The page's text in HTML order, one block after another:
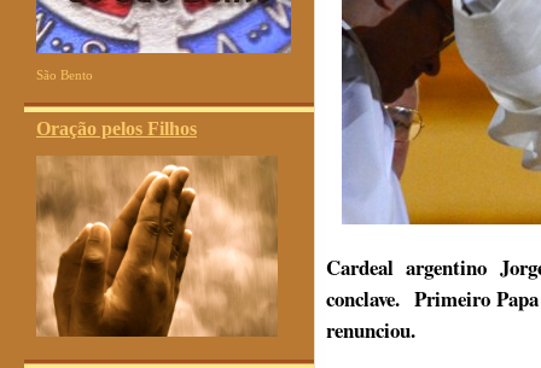
São Bento
Oração pelos Filhos
Cardeal argentino
conclave. Primeiro
renunciou.